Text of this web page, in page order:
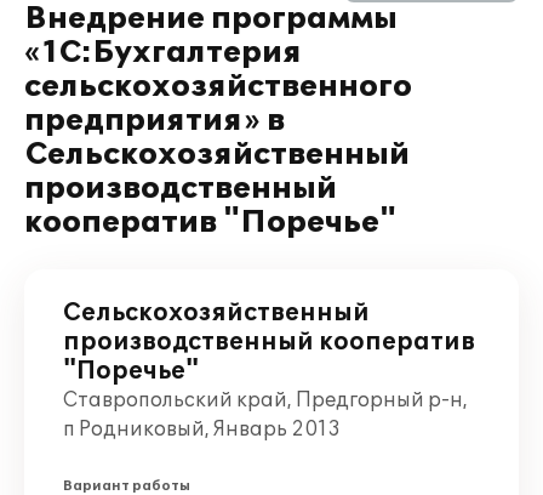
Внедрение программы
«1С:Бухгалтерия
сельскохозяйственного
предприятия» в
Сельскохозяйственный
производственный
кооператив "Поречье"
Сельскохозяйственный
производственный кооператив
"Поречье"
Ставропольский край, Предгорный р-н,
п Родниковый, Январь 2013
Вариант работы